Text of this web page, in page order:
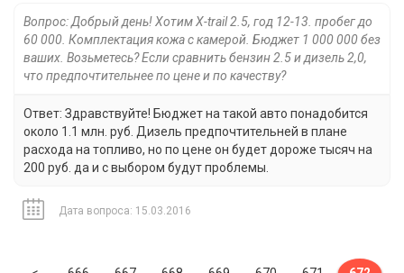
Вопрос: Добрый день! Хотим X-trail 2.5, год 12-13. пробег до
60 000. Комплектация кожа с камерой. Бюджет 1 000 000 без
ваших. Возьметесь? Если сравнить бензин 2.5 и дизель 2,0,
что предпочтительнее по цене и по качеству?
Ответ: Здравствуйте! Бюджет на такой авто понадобится
около 1.1 млн. руб. Дизель предпочтительней в плане
расхода на топливо, но по цене он будет дороже тысяч на
200 руб. да и с выбором будут проблемы.
Дата вопроса: 15.03.2016